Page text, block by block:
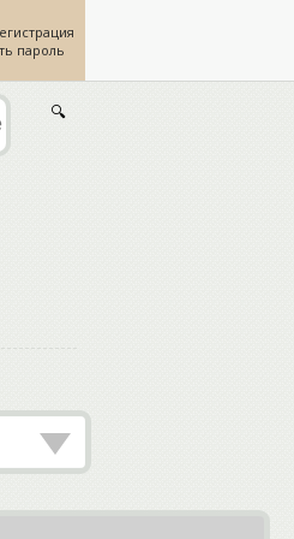
пароль
🔍